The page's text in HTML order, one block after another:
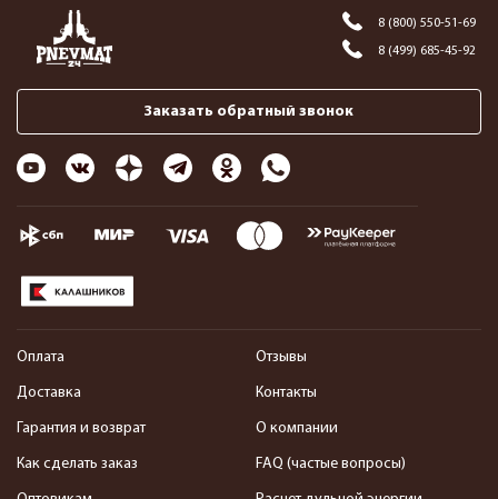
8 (800) 550-51-69
8 (499) 685-45-92
Заказать обратный звонок
Оплата
Доставка
Гарантия и возврат
Как сделать заказ
Отзывы
Контакты
О компании
FAQ (частые вопросы)